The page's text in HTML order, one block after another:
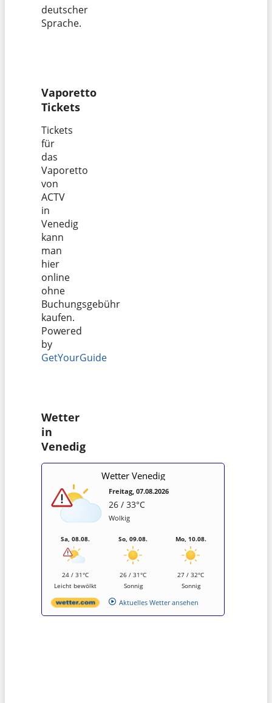
deutscher
Sprache.
Vaporetto
Tickets
Tickets
für
das
Vaporetto
von
ACTV
in
Venedig
kann
man
hier
online
ohne
Buchungsgebühr
kaufen.
Powered
by
GetYourGuide
Wetter
in
Venedig
Wetter Venedig
Freitag, 07.08.2026
26 / 33°C
Wolkig
Sa, 08.08.
24 / 31°C
Leicht bewölkt
So, 09.08.
26 / 31°C
Sonnig
Mo, 10.08.
27 / 32°C
Sonnig
Aktuelles Wetter ansehen